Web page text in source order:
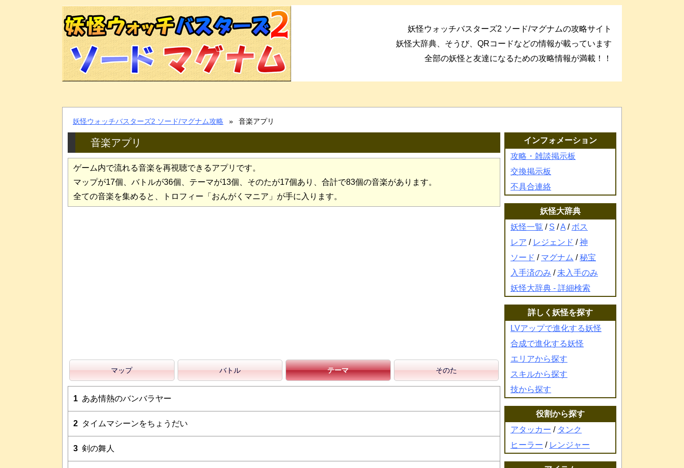
妖怪ウォッチバスターズ2 ソード/マグナムの攻略サイト
妖怪大辞典、そうび、QRコードなどの情報が載っています
全部の妖怪と友達になるための攻略情報が満載！！
妖怪ウォッチバスターズ2 ソード/マグナム攻略 音楽アプリ
音楽アプリ
ゲーム内で流れる音楽を再視聴できるアプリです。
マップが17個、バトルが36個、テーマが13個、そのたが17個あり、合計で83個の音楽があります。
全ての音楽を集めると、トロフィー「おんがくマニア」が手に入ります。
マップ バトル テーマ そのた
1 ああ情熱のバンバラヤー
2 タイムマシーンをちょうだい
3 剣の舞人
インフォメーション
攻略・雑談掲示板
交換掲示板
不具合連絡
妖怪大辞典
妖怪一覧 / S /A / ボス
レア / レジェンド /神
ソード / マグナム /秘宝
入手済のみ / 未入手のみ
妖怪大辞典 - 詳細検索
詳しく妖怪を探す
LVアップで進化する妖怪
合成で進化する妖怪
エリアから探す
スキルから探す
技から探す
役割から探す
アタッカー / タンク
ヒーラー / レンジャー